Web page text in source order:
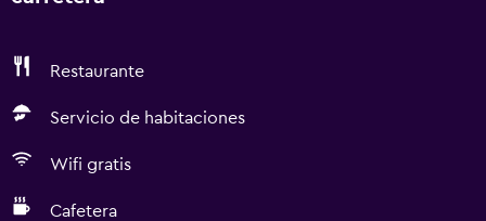
Restaurante
Servicio de habitaciones
Wifi gratis
Cafetera